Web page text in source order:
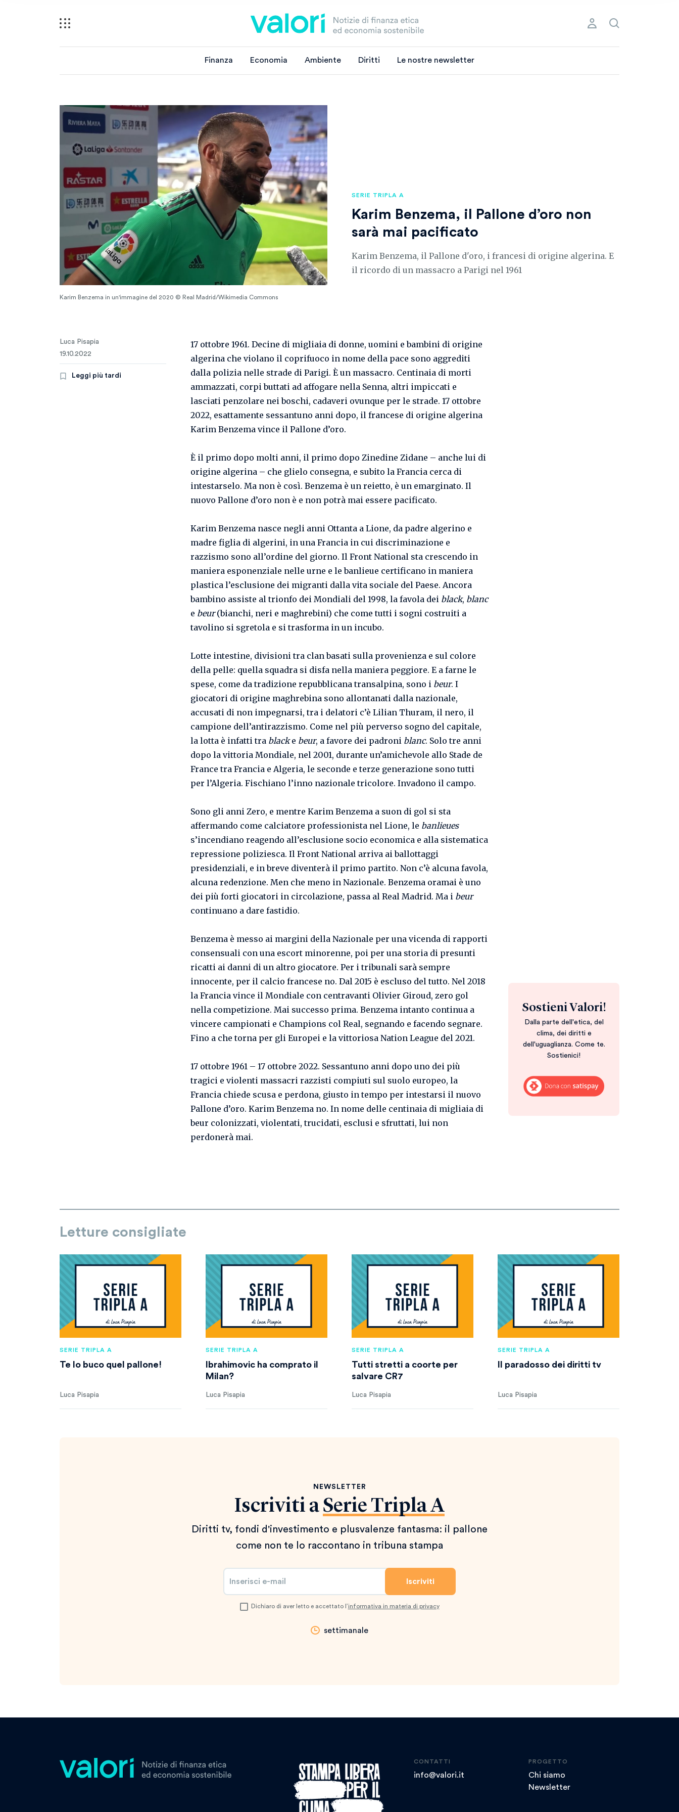
Finanza Economia Ambiente Diritti Le nostre newsletter
SERIE TRIPLA A
Karim Benzema, il Pallone d’oro non
sarà mai pacificato
Karim Benzema, il Pallone d'oro, i francesi di origine algerina. E
il ricordo di un massacro a Parigi nel 1961
Karim Benzema in un'immagine del 2020 © Real Madrid/Wikimedia Commons
Luca Pisapia
19.10.2022
Leggi più tardi
17 ottobre 1961. Decine di migliaia di donne, uomini e bambini di origine
algerina che violano il coprifuoco in nome della pace sono aggrediti
dalla polizia nelle strade di Parigi. È un massacro. Centinaia di morti
ammazzati, corpi buttati ad affogare nella Senna, altri impiccati e
lasciati penzolare nei boschi, cadaveri ovunque per le strade. 17 ottobre
2022, esattamente sessantuno anni dopo, il francese di origine algerina
Karim Benzema vince il Pallone d’oro.
È il primo dopo molti anni, il primo dopo Zinedine Zidane – anche lui di
origine algerina – che glielo consegna, e subito la Francia cerca di
intestarselo. Ma non è così. Benzema è un reietto, è un emarginato. Il
nuovo Pallone d’oro non è e non potrà mai essere pacificato.
Karim Benzema nasce negli anni Ottanta a Lione, da padre algerino e
madre figlia di algerini, in una Francia in cui discriminazione e
razzismo sono all’ordine del giorno. Il Front National sta crescendo in
maniera esponenziale nelle urne e le banlieue certificano in maniera
plastica l’esclusione dei migranti dalla vita sociale del Paese. Ancora
bambino assiste al trionfo dei Mondiali del 1998, la favola dei black, blanc
e beur(bianchi, neri e maghrebini) che come tutti i sogni costruiti a
tavolino si sgretola e si trasforma in un incubo.
Lotte intestine, divisioni tra clan basati sulla provenienza e sul colore
della pelle: quella squadra si disfa nella maniera peggiore. E a farne le
spese, come da tradizione repubblicana transalpina, sono i beur. I
giocatori di origine maghrebina sono allontanati dalla nazionale,
accusati di non impegnarsi, tra i delatori c’è Lilian Thuram, il nero, il
campione dell’antirazzismo. Come nel più perverso sogno del capitale,
la lotta è infatti tra blacke beur, a favore dei padroni blanc. Solo tre anni
dopo la vittoria Mondiale, nel 2001, durante un’amichevole allo Stade de
France tra Francia e Algeria, le seconde e terze generazione sono tutti
per l’Algeria. Fischiano l’inno nazionale tricolore. Invadono il campo.
Sono gli anni Zero, e mentre Karim Benzema a suon di gol si sta
affermando come calciatore professionista nel Lione, le banlieues
s’incendiano reagendo all’esclusione socio economica e alla sistematica
repressione poliziesca. Il Front National arriva ai ballottaggi
presidenziali, e in breve diventerà il primo partito. Non c’è alcuna favola,
alcuna redenzione. Men che meno in Nazionale. Benzema oramai è uno
dei più forti giocatori in circolazione, passa al Real Madrid. Ma i beur
continuano a dare fastidio.
Benzema è messo ai margini della Nazionale per una vicenda di rapporti
consensuali con una escort minorenne, poi per una storia di presunti
ricatti ai danni di un altro giocatore. Per i tribunali sarà sempre
innocente, per il calcio francese no. Dal 2015 è escluso del tutto. Nel 2018
la Francia vince il Mondiale con centravanti Olivier Giroud, zero gol
nella competizione. Mai successo prima. Benzema intanto continua a
vincere campionati e Champions col Real, segnando e facendo segnare.
Fino a che torna per gli Europei e la vittoriosa Nation League del 2021.
17 ottobre 1961 – 17 ottobre 2022. Sessantuno anni dopo uno dei più
tragici e violenti massacri razzisti compiuti sul suolo europeo, la
Francia chiede scusa e perdona, giusto in tempo per intestarsi il nuovo
Pallone d’oro. Karim Benzema no. In nome delle centinaia di migliaia di
beur colonizzati, violentati, trucidati, esclusi e sfruttati, lui non
perdonerà mai.
Sostieni Valori!
Dalla parte dell'etica, del
clima, dei diritti e
dell'uguaglianza. Come te.
Sostienici!
Letture consigliate
SERIE TRIPLA A
Te lo buco quel pallone!
Luca Pisapia
SERIE TRIPLA A
Ibrahimovic ha comprato il
Milan?
Luca Pisapia
SERIE TRIPLA A
Tutti stretti a coorte per
salvare CR7
Luca Pisapia
SERIE TRIPLA A
Il paradosso dei diritti tv
Luca Pisapia
NEWSLETTER
Iscriviti a Serie Tripla A
Diritti tv, fondi d'investimento e plusvalenze fantasma: il pallone
come non te lo raccontano in tribuna stampa
Dichiaro di aver letto e accettato l’informativa in materia di privacy
settimanale
CONTATTI
info@valori.it
PROGETTO
Chi siamo
Newsletter